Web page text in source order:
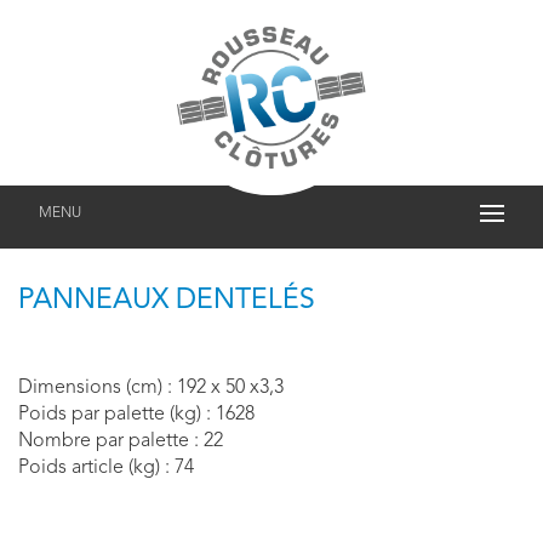
MENU
PANNEAUX DENTELÉS
Dimensions (cm) : 192 x 50 x3,3
Poids par palette (kg) : 1628
Nombre par palette : 22
Poids article (kg) : 74